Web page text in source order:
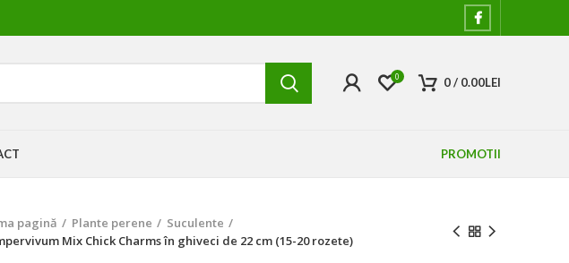
0 0/ 0.00LEI
PROMOTII
pagină Plante perene
Suculente
Mix Chick Charms în ghiveci de 22 cm (15-20 rozete)